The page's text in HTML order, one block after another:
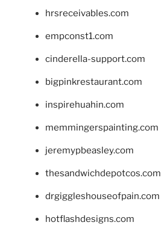
hrsreceivables.com
empconst1.com
cinderella-support.com
bigpinkrestaurant.com
inspirehuahin.com
memmingerspainting.com
jeremypbeasley.com
thesandwichdepotcos.com
drgiggleshouseofpain.com
hotflashdesigns.com